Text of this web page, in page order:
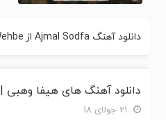
دانلود آهنگ Ajmal Sodfa از Haifa Wehbe هیفا وهبی
دانلود آهنگ های هیفا وهبی | Haifa Wehbe